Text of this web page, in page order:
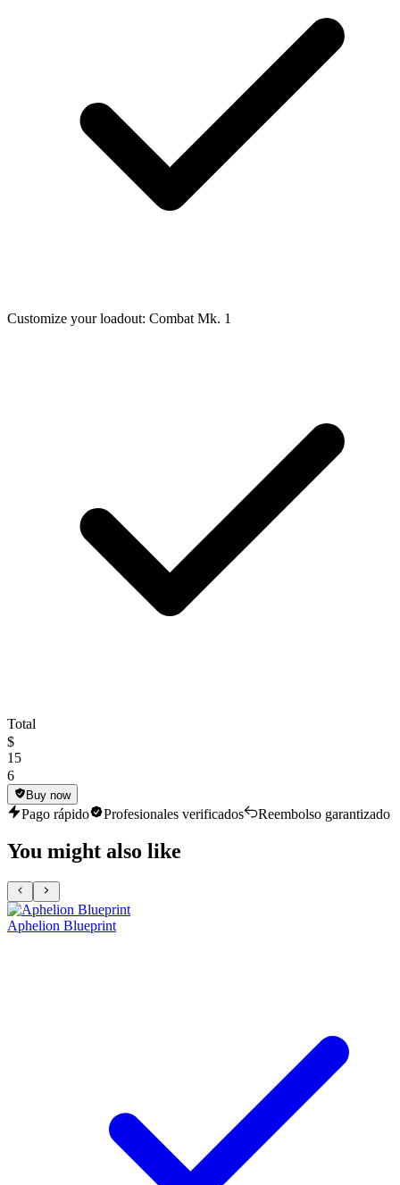
Customize your loadout: Combat Mk. 1
Total
$
15
6
Buy now
Pago rápido Profesionales verificados Reembolso garantizado
You might also like
Aphelion Blueprint